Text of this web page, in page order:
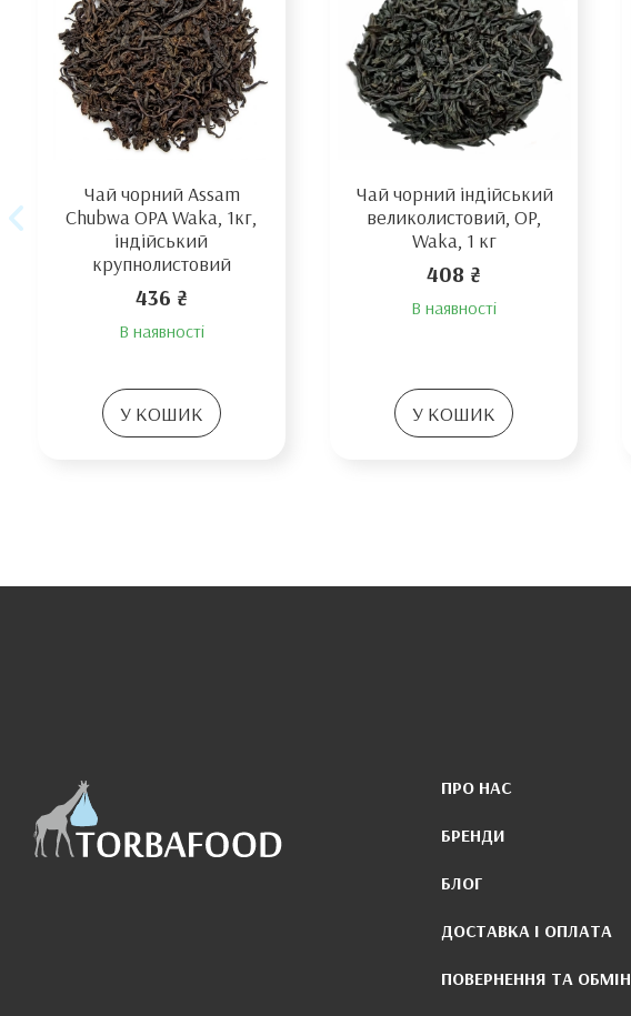
Чай чорний Assam
Chubwa OPA Waka, 1кг,
індійський
крупнолистовий
436 ₴
В наявності
У КОШИК
Чай чорний індійський
великолистовий, OP,
Waka, 1 кг
408 ₴
В наявності
У КОШИК
ПРО НАС
БРЕНДИ
БЛОГ
ДОСТАВКА І ОПЛАТА
ПОВЕРНЕННЯ ТА ОБМІН